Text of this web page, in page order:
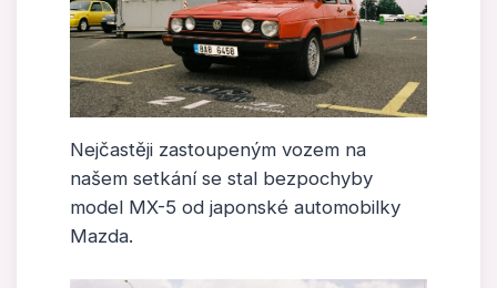
Nejčastěji zastoupeným vozem na
našem setkání se stal bezpochyby
model MX-5 od japonské automobilky
Mazda.